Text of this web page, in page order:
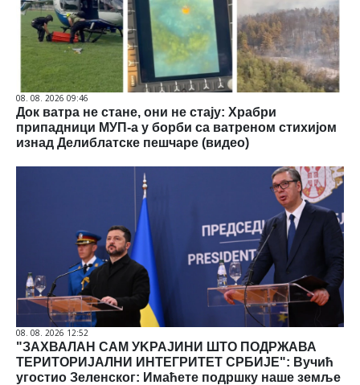
08. 08. 2026 09:46
Док ватра не стане, они не стају: Храбри
припадници МУП-а у борби са ватреном стихијом
изнад Делиблатске пешчаре (видео)
08. 08. 2026 12:52
"ЗАХВАЛАН САМ УKРАЈИНИ ШТО ПОДРЖАВА
ТЕРИТОРИЈАЛНИ ИНТЕГРИТЕТ СРБИЈЕ": Вучић
угостио Зеленског: Имаћете подршку наше земље